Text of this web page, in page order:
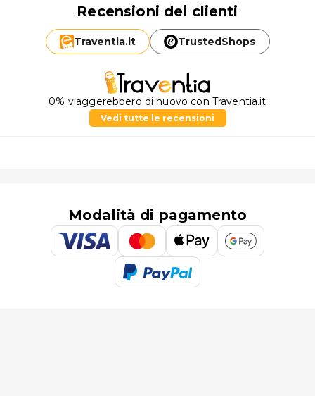
Recensioni dei clienti
Traventia.it TrustedShops
0% viaggerebbero di nuovo con Traventia.it
Vedi tutte le recensioni
Modalità di pagamento